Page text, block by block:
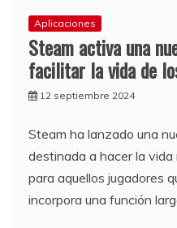
Aplicaciones
Steam activa una
facilitar la vida de
12 septiembre 2024
Steam ha lanzado una
destinada a hacer la
para aquellos jugadores
incorpora una función